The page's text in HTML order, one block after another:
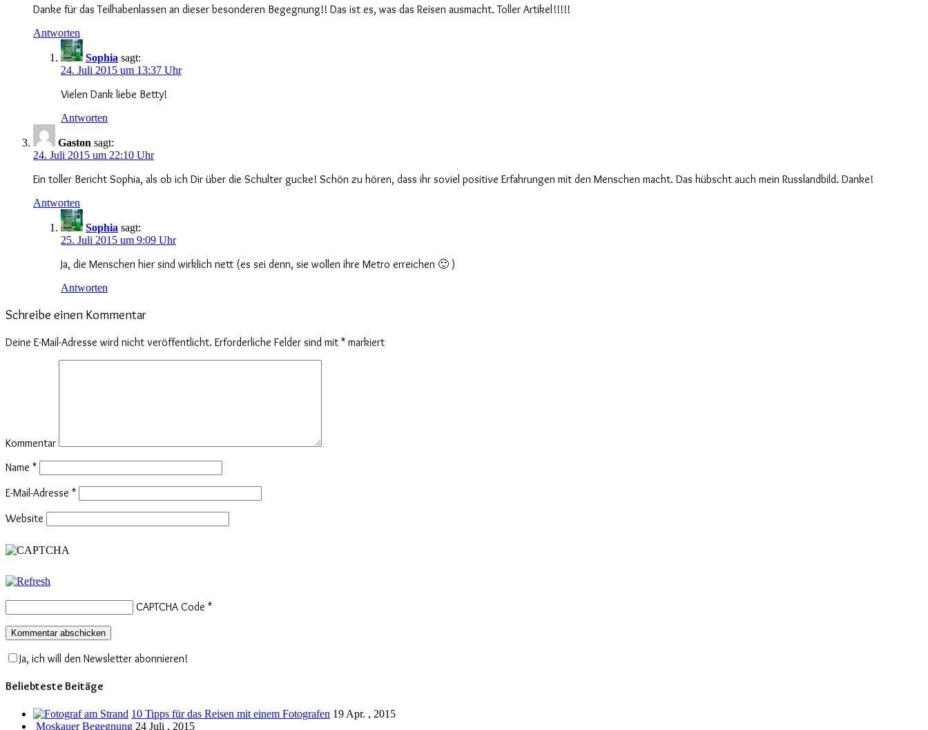
Danke für das Teilhabenlassen an dieser besonderen Begegnung!! Das ist es, was das Reisen ausmacht. Toller Artikel!!!!!
Antworten
Sophia sagt:
24. Juli 2015 um 13:37 Uhr
Vielen Dank liebe Betty!
Antworten
Gaston sagt:
24. Juli 2015 um 22:10 Uhr
Ein toller Bericht Sophia, als ob ich Dir über die Schulter gucke! Schön zu hören, dass ihr soviel positive Erfahrungen mit den Menschen macht. Das hübscht auch mein Russlandbild. Danke!
Antworten
Sophia sagt:
25. Juli 2015 um 9:09 Uhr
Ja, die Menschen hier sind wirklich nett (es sei denn, sie wollen ihre Metro erreichen 🙂 )
Antworten
Schreibe einen Kommentar
Deine E-Mail-Adresse wird nicht veröffentlicht. Erforderliche Felder sind mit * markiert
Kommentar
Name *
E-Mail-Adresse *
Website
CAPTCHA Code *
Ja, ich will den Newsletter abonnieren!
Beliebteste Beitäge
10 Tipps für das Reisen mit einem Fotografen 19 Apr. , 2015
Moskauer Begegnung 24 Juli , 2015